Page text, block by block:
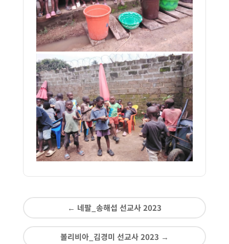
← 네팔_송해섭 선교사 2023
볼리비아_김경미 선교사 2023 →